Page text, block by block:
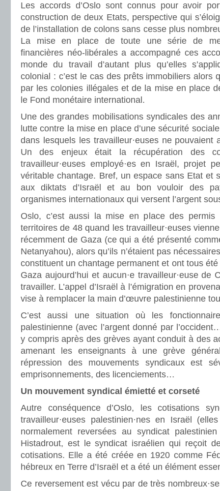
Les accords d’Oslo sont connus pour avoir
construction de deux Etats, perspective qui
de l’installation de colons sans cesse plus
La mise en place de toute une série de
financières néo-libérales a accompagné ces
monde du travail d’autant plus qu’elles
colonial : c’est le cas des prêts immobiliers alors
par les colonies illégales et de la mise en place
le Fond monétaire international.
Une des grandes mobilisations syndicales des
lutte contre la mise en place d’une sécurité
dans lesquels les travailleur·euses ne pouvaient
Un des enjeux était la récupération des
travailleur·euses employé·es en Israël, projet
véritable chantage. Bref, un espace sans Etat et
aux diktats d’Israël et au bon vouloir des
organismes internationaux qui versent l’argent
Oslo, c’est aussi la mise en place des permis
territoires de 48 quand les travailleur·euses
récemment de Gaza (ce qui a été présenté
Netanyahou), alors qu’ils n’étaient pas
constituent un chantage permanent et ont tous été
Gaza aujourd’hui et aucun·e travailleur·euse de
travailler. L’appel d’Israël à l’émigration en
vise à remplacer la main d’œuvre palestinienne
C’est aussi une situation où les
palestinienne (avec l’argent donné par
y compris après des grèves ayant conduit à des
amenant les enseignants à une grève
répression des mouvements syndicaux est
emprisonnements, des licenciements…
Un mouvement syndical émietté et corseté
Autre conséquence d’Oslo, les cotisations
travailleur·euses palestinien·nes en Israël
normalement reversées au syndicat
Histadrout, est le syndicat israélien qui reçoit
cotisations. Elle a été créée en 1920 comme
hébreux en Terre d’Israël et a été un élément
Ce reversement est vécu par de très